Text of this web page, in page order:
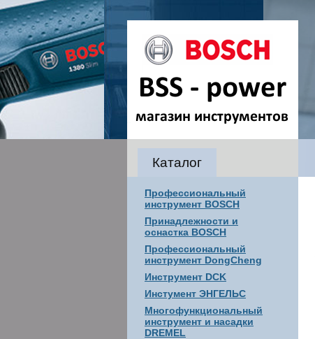
Каталог
Профессиональный
инструмент BOSCH
Принадлежности и
оснастка BOSCH
Профессиональный
инструмент DongCheng
Инструмент DCK
Инстумент ЭНГЕЛЬС
Многофункциональный
инструмент и насадки
DREMEL